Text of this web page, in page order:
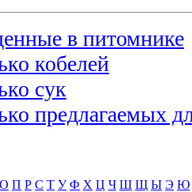
в питомнике
кобелей
сук
предлагаемых
О П Р С Т У Ф Х Ц Ч Ш Щ Ы Э Ю